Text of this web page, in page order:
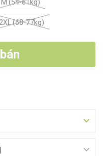
M (54-61kg)
2XL (68-77kg)